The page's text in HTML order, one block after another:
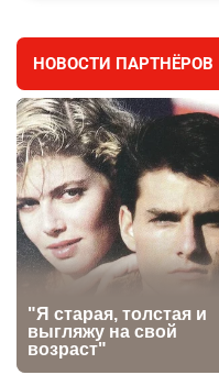
🐏 Скота больше,
Казахстане
баранину и
2731
5
⚠️ Доброе утро,
главных
2823 0
6
🗣Глава
соболезнования
қаһарманы
2797 2
НОВОСТИ ПАРТНЁРОВ